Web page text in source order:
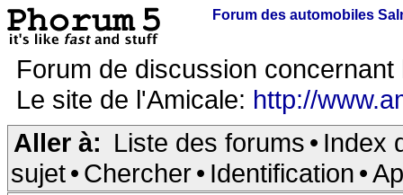
Forum des automobiles
Forum de discussion
Le site de l'Amicale: http://
Aller à: Liste des forums • Index
sujet• Chercher• Identification •